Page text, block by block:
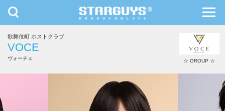
九州・沖縄 北海道・東北
toggle
navigation
歌舞伎町 ホストクラブ
VOCE
ヴォーチェ ☆ GROUP ☆
黒咲 咲人